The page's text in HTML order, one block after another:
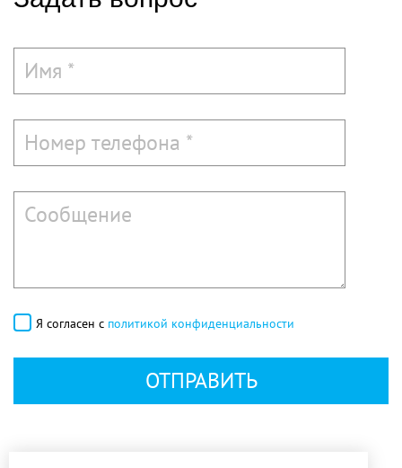
Я согласен с политикой конфиденциальности
ОТПРАВИТЬ